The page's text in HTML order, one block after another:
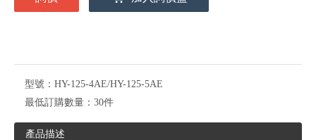
型號： HY-125-4AE/HY-125-5AE
最低訂購數量： 30件
產品描述